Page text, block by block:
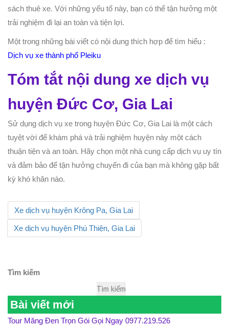
sách thuê xe. Với những yếu tố này, bạn có thể tận hưởng một
trải nghiệm đi lại an toàn và tiện lợi.
Một trong những bài viết có nội dung thích hợp để tìm hiểu :
Dịch vụ xe thành phố Pleiku
Tóm tắt nội dung xe dịch vụ
huyện Đức Cơ, Gia Lai
Sử dụng dịch vụ xe trong huyện Đức Cơ, Gia Lai là một cách
tuyệt vời để khám phá và trải nghiệm huyện này một cách
thuận tiện và an toàn. Hãy chọn một nhà cung cấp dịch vụ uy tín
và đảm bảo để tận hưởng chuyến đi của bạn mà không gặp bất
kỳ khó khăn nào.
Xe dịch vụ huyện Krông Pa, Gia Lai
Xe dịch vụ huyện Phú Thiện, Gia Lai
Tìm kiếm
Tìm kiếm
Bài viết mới
Tour Măng Đen Trọn Gói Gọi Ngay 0977.219.526